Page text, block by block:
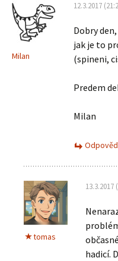
Milan
12.3.2017
Dobry den,
jak je to
(spineni,
Predem
Milan
tomas
13.3.2017
hadicí.